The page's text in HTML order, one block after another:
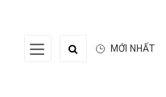
MỚI NHẤT